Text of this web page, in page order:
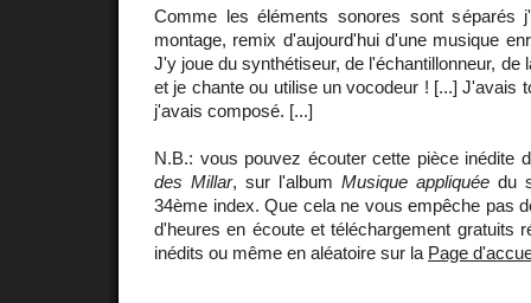
Comme les éléments sonores sont séparés
montage, remix d'aujourd'hui d'une musique
J'y joue du synthétiseur, de l'échantillonneur, de
et je chante ou utilise un vocodeur ! [...] J'avais
j'avais composé. [...]
N.B.: vous pouvez écouter cette pièce inédite
des Millar, sur l'album Musique appliquée du
34ème index. Que cela ne vous empêche pas
d'heures en écoute et téléchargement gratuits
inédits ou même en aléatoire sur la Page